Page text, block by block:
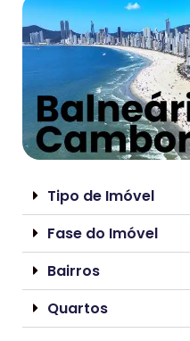
Tipo de Imóvel
Fase do Imóvel
Bairros
Quartos